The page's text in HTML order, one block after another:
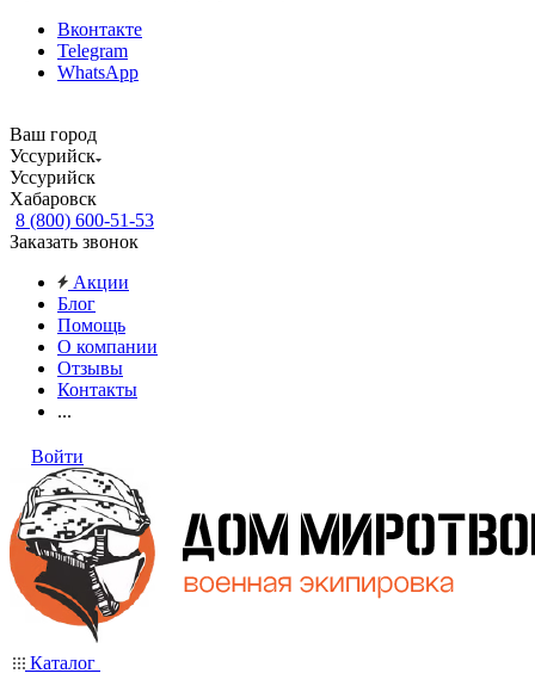
Вконтакте
Telegram
WhatsApp
Ваш город
Уссурийск
Уссурийск
Хабаровск
8 (800) 600-51-53
Заказать звонок
Акции
Блог
Помощь
О компании
Отзывы
Контакты
...
Войти
Каталог